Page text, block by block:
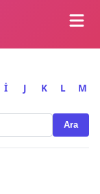
İ J K L M
Ara